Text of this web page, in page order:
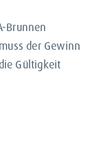
Brunnen
der Gewinn
Gültigkeit